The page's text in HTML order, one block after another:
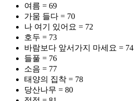
여름 = 69
가뭄 들다 = 70
나 여기 있어요 = 72
호두 = 73
바람보다 앞서가지 마세요 = 74
들풀 = 76
소음 = 77
태양의 집착 = 78
당산나무 = 80